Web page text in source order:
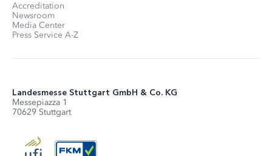
Accreditation
Newsroom
Media Center
Press Service A-Z
Landesmesse Stuttgart GmbH & Co. KG
Messepiazza 1
70629 Stuttgart